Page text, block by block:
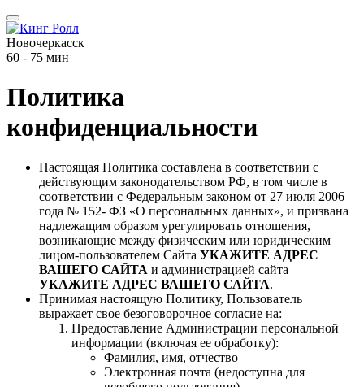
Новочеркасск
60 - 75 мин
Политика
конфиденциальности
Настоящая Политика составлена в соответствии с
действующим законодательством РФ, в том числе в
соответствии с Федеральным законом от 27 июля 2006
года № 152- ФЗ «О персональных данных», и призвана
надлежащим образом урегулировать отношения,
возникающие между физическим или юридическим
лицом-пользователем Сайта УКАЖИТЕ АДРЕС
ВАШЕГО САЙТА и администрацией сайта
УКАЖИТЕ АДРЕС ВАШЕГО САЙТА.
Принимая настоящую Политику, Пользователь
выражает свое безоговорочное согласие на:
Предоставление Администрации персональной
информации (включая ее обработку):
Фамилия, имя, отчество
Электронная почта (недоступна для